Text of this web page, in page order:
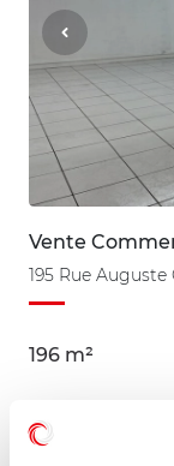
Vente
195 Rue Auguste
196 m²